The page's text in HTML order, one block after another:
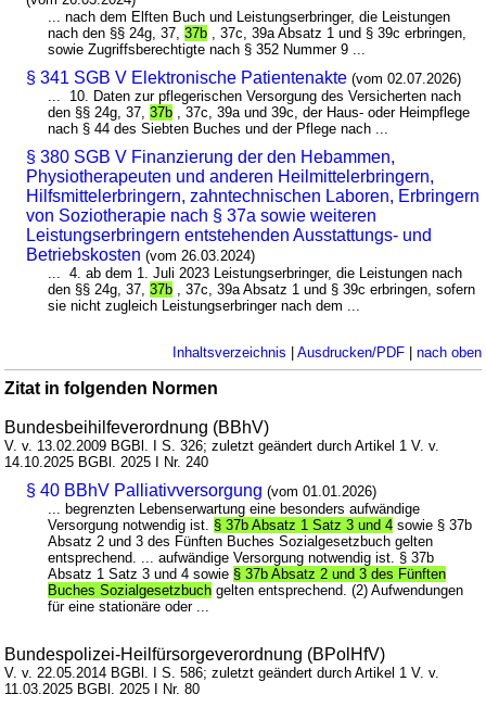
... nach dem Elften Buch und Leistungserbringer, die Leistungen
nach den §§ 24g, 37,37b , 37c, 39a Absatz 1 und § 39c erbringen,
sowie Zugriffsberechtigte nach § 352 Nummer 9 ...
§ 341 SGB V Elektronische Patientenakte (vom 02.07.2026)
... 10. Daten zur pflegerischen Versorgung des Versicherten nach
den §§ 24g, 37,37b , 37c, 39a und 39c, der Haus- oder Heimpflege
nach § 44 des Siebten Buches und der Pflege nach ...
§ 380 SGB V Finanzierung der den Hebammen,
Physiotherapeuten und anderen Heilmittelerbringern,
Hilfsmittelerbringern, zahntechnischen Laboren, Erbringern
von Soziotherapie nach § 37a sowie weiteren
Leistungserbringern entstehenden Ausstattungs- und
Betriebskosten (vom 26.03.2024)
... 4. ab dem 1. Juli 2023 Leistungserbringer, die Leistungen nach
den §§ 24g, 37,37b , 37c, 39a Absatz 1 und § 39c erbringen, sofern
sie nicht zugleich Leistungserbringer nach dem ...
Inhaltsverzeichnis Ausdrucken/PDF| nach oben
Zitat in folgenden Normen
Bundesbeihilfeverordnung (BBhV)
V. v. 13.02.2009 BGBl. I S. 326; zuletzt geändert durch Artikel 1 V. v.
14.10.2025 BGBl. 2025 I Nr. 240
§ 40 BBhV Palliativversorgung (vom 01.01.2026)
... begrenzten Lebenserwartung eine besonders aufwändige
Versorgung notwendig ist. § 37b Absatz 1 Satz 3 und 4 sowie § 37b
Absatz 2 und 3 des Fünften Buches Sozialgesetzbuch gelten
entsprechend. ... aufwändige Versorgung notwendig ist. § 37b
Absatz 1 Satz 3 und 4 sowie § 37b Absatz 2 und 3 des Fünften
Buches Sozialgesetzbuch gelten entsprechend. (2) Aufwendungen
für eine stationäre oder ...
Bundespolizei-Heilfürsorgeverordnung (BPolHfV)
V. v. 22.05.2014 BGBl. I S. 586; zuletzt geändert durch Artikel 1 V. v.
11.03.2025 BGBl. 2025 I Nr. 80